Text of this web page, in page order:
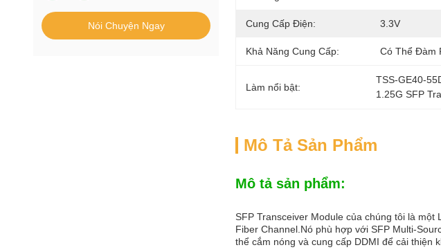
Nói Chuyện Ngay Cung Cấp Điện: 3.3V
Khả Năng Cung Cấp: Có Thể Đàm
Làm nổi bật:
TSS-GE40-
1.25G SFP
Mô Tả Sản Phẩm
Mô tả sản phẩm:
SFP Transceiver Module của chúng tôi là
Fiber Channel.Nó phù hợp với SFP Multi-
thể cắm nóng và cung cấp DDMI để cải thiện